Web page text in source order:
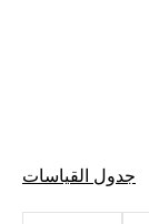
جدول القياسات